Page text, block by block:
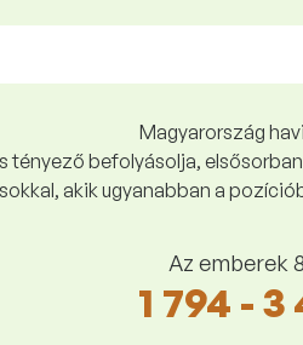
Magyarország
tényező befolyásolja,
akik ugyanabban a
Az emberek
1 794 - 3